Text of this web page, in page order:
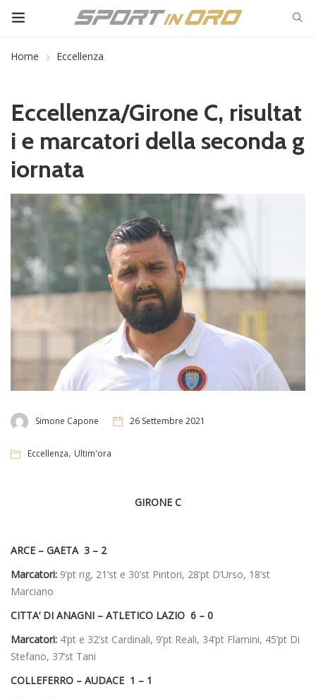
Home Eccellenza
Eccellenza/Girone C, risultat
i e marcatori della seconda g
iornata
Simone Capone 26 Settembre 2021
Eccellenza, Ultim'ora
GIRONE C
ARCE – GAETA 3 – 2
Marcatori: 9’pt rig, 21’st e 30’st Pintori, 28’pt D’Urso, 18’st
Marciano
CITTA’ DI ANAGNI – ATLETICO LAZIO 6 – 0
Marcatori: 4’pt e 32’st Cardinali, 9’pt Reali, 34’pt Flamini, 45’pt Di
Stefano, 37’st Tani
COLLEFERRO – AUDACE 1 – 1